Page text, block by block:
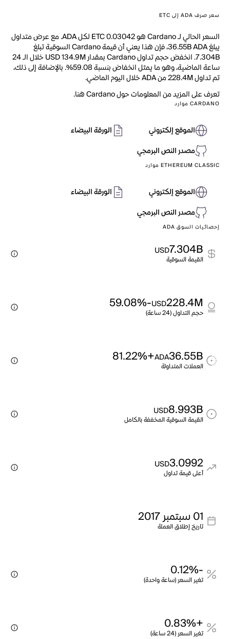
سعر صرف ADA إلى ETC
السعر الحالي لـ Cardano هو ETC 0.03042 لكل ADA. مع عرض متداول
يبلغ 36.55B ADA، فإن هذا يعني أن قيمة Cardano السوقية تبلغ
7.304B. انخفض حجم تداول Cardano بمقدار USD 134.9M خلال الـ 24
ساعة الماضية، وهو ما يمثل انخفاض بنسبة 59.08%. بالإضافة إلى ذلك،
تم تداول 228.4M من ADA خلال اليوم الماضي.
تعرف على المزيد من المعلومات حول Cardano هنا.
CARDANO موارد
الموقع إلكتروني
الورقة البيضاء
مصدر النص البرمجي
ETHEREUM CLASSIC موارد
الموقع إلكتروني
الورقة البيضاء
مصدر النص البرمجي
إحصائيات السوق ADA
7.304B
USD
القيمة السوقية
228.4M
USD
-59.08%
حجم التداول (24 ساعة)
36.55B
ADA
+81.22%
العملات المتداولة
8.993B
USD
القيمة السوقية المخففة بالكامل
3.0992
USD
أعلى قيمة تداول
01 سبتمبر 2017
تاريخ إطلاق العملة
-0.12%
تغير السعر (ساعة واحدة)
+0.83%
تغير السعر (24 ساعة)